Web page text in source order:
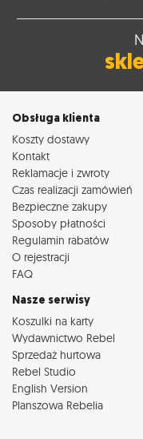
Obsługa klienta
Koszty dostawy
Kontakt
Reklamacje i zwroty
Czas realizacji zamówień
Bezpieczne zakupy
Sposoby płatności
Regulamin rabatów
O rejestracji
FAQ
Nasze serwisy
Koszulki na karty
Wydawnictwo Rebel
Sprzedaż hurtowa
Rebel Studio
English Version
Planszowa Rebelia